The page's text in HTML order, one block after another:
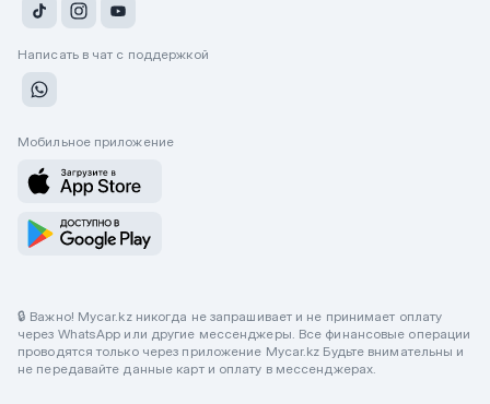
Написать в чат с поддержкой
Мобильное приложение
🔒 Важно! Mycar.kz никогда не запрашивает и не принимает оплату
через WhatsApp или другие мессенджеры. Все финансовые операции
проводятся только через приложение Mycar.kz Будьте внимательны и
не передавайте данные карт и оплату в мессенджерах.